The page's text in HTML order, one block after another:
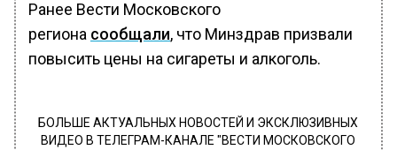
Ранее Вести Московского
региона сообщали, что Минздрав призвали
повысить цены на сигареты и алкоголь.
БОЛЬШЕ АКТУАЛЬНЫХ НОВОСТЕЙ И ЭКСКЛЮЗИВНЫХ
ВИДЕО В ТЕЛЕГРАМ-КАНАЛЕ "ВЕСТИ МОСКОВСКОГО